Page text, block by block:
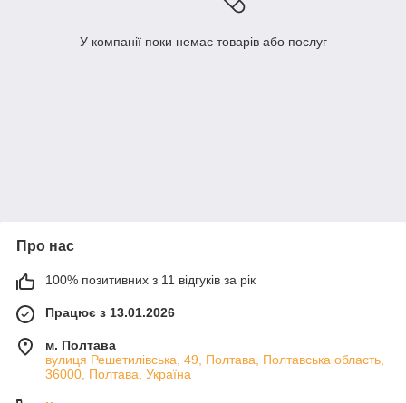
У компанії поки немає товарів або послуг
Про нас
100% позитивних з 11 відгуків за рік
Працює з 13.01.2026
м. Полтава
вулиця Решетилівська, 49, Полтава, Полтавська область,
36000, Полтава, Україна